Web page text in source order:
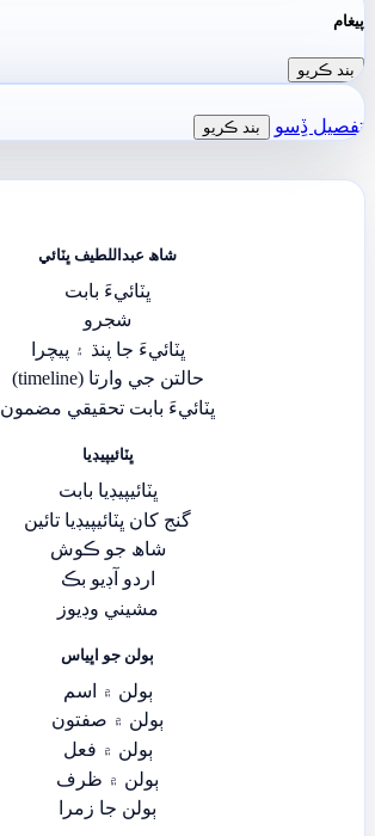
پيغام
بند ڪريو
تفصيل ڏِسو بند ڪريو
شاھ عبداللطيف ڀٽائي
ڀٽائيءَ بابت
شجرو
ڀٽائيءَ جا پنڌ ۽ پيچرا
حالتن جي وارتا (timeline)
ڀٽائيءَ بابت تحقيقي مضمون
ڀٽائيپيڊيا
ڀٽائيپيڊيا بابت
گنج کان ڀٽائيپيڊيا تائين
شاھ جو ڪوش
اردو آڊيو بڪ
مشيني وڊيوز
ٻولن جو اڀياس
ٻولن ۾ اسم
ٻولن ۾ صفتون
ٻولن ۾ فعل
ٻولن ۾ ظرف
ٻولن جا زمرا